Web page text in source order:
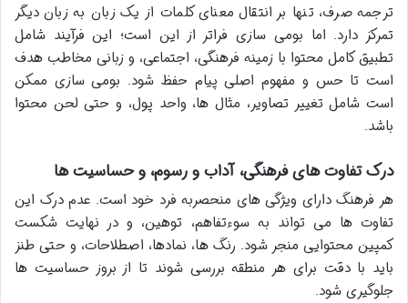
ترجمه صرف، تنها بر انتقال معنای کلمات از یک زبان به زبان دیگر
تمرکز دارد. اما بومی سازی فراتر از این است؛ این فرآیند شامل
تطبیق کامل محتوا با زمینه فرهنگی، اجتماعی، و زبانی مخاطب هدف
است تا حس و مفهوم اصلی پیام حفظ شود. بومی سازی ممکن
است شامل تغییر تصاویر، مثال ها، واحد پول، و حتی لحن محتوا
باشد.
درک تفاوت های فرهنگی، آداب و رسوم، و حساسیت ها
هر فرهنگ دارای ویژگی های منحصربه فرد خود است. عدم درک این
تفاوت ها می تواند به سوءتفاهم، توهین، و در نهایت شکست
کمپین محتوایی منجر شود. رنگ ها، نمادها، اصطلاحات، و حتی طنز
باید با دقت برای هر منطقه بررسی شوند تا از بروز حساسیت ها
جلوگیری شود.